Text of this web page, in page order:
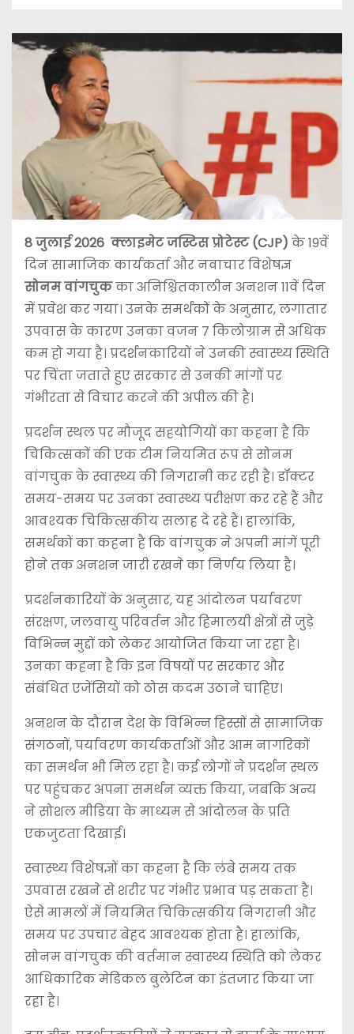
8 जुलाई 2026 क्लाइमेट जस्टिस प्रोटेस्ट (CJP) के 19वें
दिन सामाजिक कार्यकर्ता और नवाचार विशेषज्ञ
सोनम वांगचुकका अनिश्चितकालीन अनशन 11वें दिन
में प्रवेश कर गया। उनके समर्थकों के अनुसार, लगातार
उपवास के कारण उनका वजन 7 किलोग्राम से अधिक
कम हो गया है। प्रदर्शनकारियों ने उनकी स्वास्थ्य स्थिति
पर चिंता जताते हुए सरकार से उनकी मांगों पर
गंभीरता से विचार करने की अपील की है।
प्रदर्शन स्थल पर मौजूद सहयोगियों का कहना है कि
चिकित्सकों की एक टीम नियमित रूप से सोनम
वांगचुक के स्वास्थ्य की निगरानी कर रही है। डॉक्टर
समय-समय पर उनका स्वास्थ्य परीक्षण कर रहे हैं और
आवश्यक चिकित्सकीय सलाह दे रहे हैं। हालांकि,
समर्थकों का कहना है कि वांगचुक ने अपनी मांगें पूरी
होने तक अनशन जारी रखने का निर्णय लिया है।
प्रदर्शनकारियों के अनुसार, यह आंदोलन पर्यावरण
संरक्षण, जलवायु परिवर्तन और हिमालयी क्षेत्रों से जुड़े
विभिन्न मुद्दों को लेकर आयोजित किया जा रहा है।
उनका कहना है कि इन विषयों पर सरकार और
संबंधित एजेंसियों को ठोस कदम उठाने चाहिए।
अनशन के दौरान देश के विभिन्न हिस्सों से सामाजिक
संगठनों, पर्यावरण कार्यकर्ताओं और आम नागरिकों
का समर्थन भी मिल रहा है। कई लोगों ने प्रदर्शन स्थल
पर पहुंचकर अपना समर्थन व्यक्त किया, जबकि अन्य
ने सोशल मीडिया के माध्यम से आंदोलन के प्रति
एकजुटता दिखाई।
स्वास्थ्य विशेषज्ञों का कहना है कि लंबे समय तक
उपवास रखने से शरीर पर गंभीर प्रभाव पड़ सकता है।
ऐसे मामलों में नियमित चिकित्सकीय निगरानी और
समय पर उपचार बेहद आवश्यक होता है। हालांकि,
सोनम वांगचुक की वर्तमान स्वास्थ्य स्थिति को लेकर
आधिकारिक मेडिकल बुलेटिन का इंतजार किया जा
रहा है।